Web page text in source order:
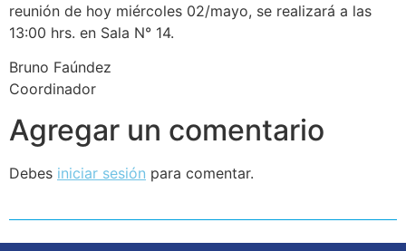
reunión de hoy miércoles 02/mayo, se realizará a las
13:00 hrs. en Sala N° 14.
Bruno Faúndez
Coordinador
Agregar un comentario
Debes iniciar sesión para comentar.